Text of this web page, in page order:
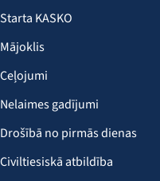
Starta KASKO
Mājoklis
Ceļojumi
Nelaimes gadījumi
Drošībā no pirmās dienas
Civiltiesiskā atbildība